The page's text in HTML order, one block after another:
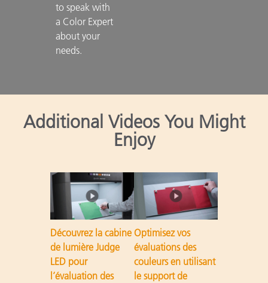
to speak with
a Color Expert
about your
needs.
Additional Videos You Might
Enjoy
Découvrez la cabine
de lumière Judge
LED pour
l’évaluation des
Optimisez vos
évaluations des
couleurs en utilisant
le support de